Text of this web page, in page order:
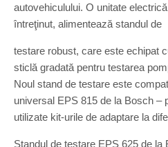
autovehiculului. O unitate
întreţinut, alimentează standul de
testare robust, care este echipat
sticlă gradată pentru testarea
Noul stand de testare este
universal EPS 815 de la Bosch –
utilizate kit-urile de adaptare la
Standul de testare EPS 625 de